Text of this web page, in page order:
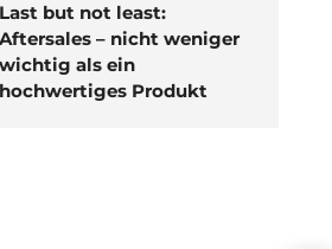
Last but not least:
Aftersales – nicht weniger
wichtig als ein
hochwertiges Produkt